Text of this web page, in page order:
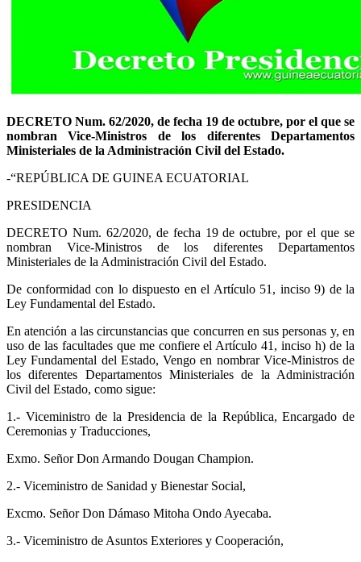
DECRETO Num. 62/2020, de fecha 19 de octubre, por el que se
nombran Vice-Ministros de los diferentes Departamentos
Ministeriales de la Administración Civil del Estado.
-“REPÚBLICA DE GUINEA ECUATORIAL
PRESIDENCIA
DECRETO Num. 62/2020, de fecha 19 de octubre, por el que se
nombran Vice-Ministros de los diferentes Departamentos
Ministeriales de la Administración Civil del Estado.
De conformidad con lo dispuesto en el Artículo 51, inciso 9) de la
Ley Fundamental del Estado.
En atención a las circunstancias que concurren en sus personas y, en
uso de las facultades que me confiere el Artículo 41, inciso h) de la
Ley Fundamental del Estado, Vengo en nombrar Vice-Ministros de
los diferentes Departamentos Ministeriales de la Administración
Civil del Estado, como sigue:
1.- Viceministro de la Presidencia de la República, Encargado de
Ceremonias y Traducciones,
Exmo. Señor Don Armando Dougan Champion.
2.- Viceministro de Sanidad y Bienestar Social,
Excmo. Señor Don Dámaso Mitoha Ondo Ayecaba.
3.- Viceministro de Asuntos Exteriores y Cooperación,